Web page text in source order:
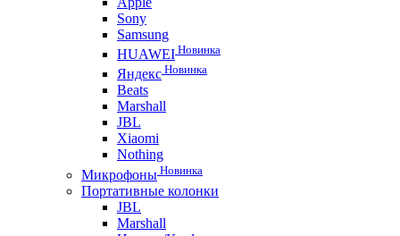
Sony
Samsung
HUAWEI Новинка
Яндекс Новинка
Beats
Marshall
JBL
Xiaomi
Nothing
Микрофоны Новинка
Портативные колонки
JBL
Marshall